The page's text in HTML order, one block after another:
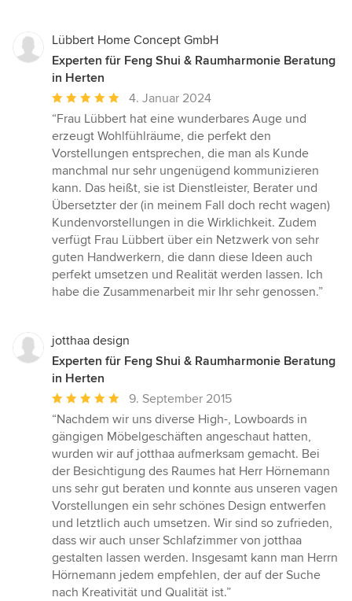
Lübbert Home Concept GmbH
Experten für Feng Shui & Raumharmonie Beratung
in Herten
Durchschnittliche
Bewertung:
5
von
5
Sternen
4. Januar 2024
“Frau Lübbert hat eine wunderbares Auge und
erzeugt Wohlfühlräume, die perfekt den
Vorstellungen entsprechen, die man als Kunde
manchmal nur sehr ungenügend kommunizieren
kann. Das heißt, sie ist Dienstleister, Berater und
Übersetzter der (in meinem Fall doch recht wagen)
Kundenvorstellungen in die Wirklichkeit. Zudem
verfügt Frau Lübbert über ein Netzwerk von sehr
guten Handwerkern, die dann diese Ideen auch
perfekt umsetzen und Realität werden lassen. Ich
habe die Zusammenarbeit mir Ihr sehr genossen.”
jotthaa design
Experten für Feng Shui & Raumharmonie Beratung
in Herten
Durchschnittliche
Bewertung:
5
von
5
Sternen
9. September 2015
“Nachdem wir uns diverse High-, Lowboards in
gängigen Möbelgeschäften angeschaut hatten,
wurden wir auf jotthaa aufmerksam gemacht. Bei
der Besichtigung des Raumes hat Herr Hörnemann
uns sehr gut beraten und konnte aus unseren vagen
Vorstellungen ein sehr schönes Design entwerfen
und letztlich auch umsetzen. Wir sind so zufrieden,
dass wir auch unser Schlafzimmer von jotthaa
gestalten lassen werden. Insgesamt kann man Herrn
Hörnemann jedem empfehlen, der auf der Suche
nach Kreativität und Qualität ist.”